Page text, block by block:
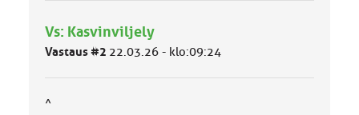
m
ä
k
Vs: Kasvinviljely
Vastaus #2 22.03.26 - klo:09:24
^